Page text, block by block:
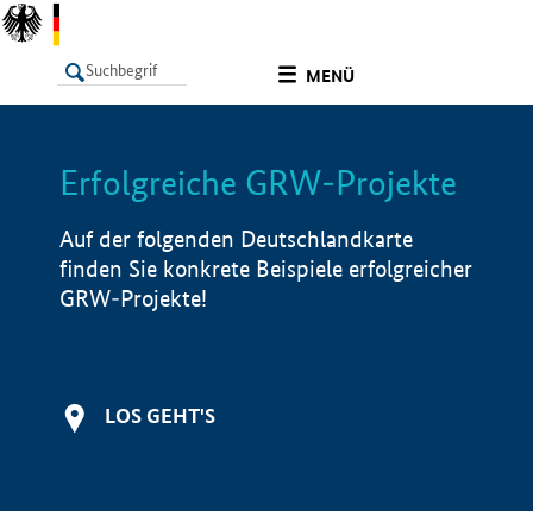
MENÜ
LISTE Info
Erfolgreiche GRW-Projekte
Auf der folgenden Deutschlandkarte
finden Sie konkrete Beispiele erfolgreicher
GRW-Projekte!
LOS GEHT'S